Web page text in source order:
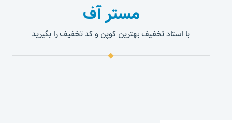
مستر آف
با استاد تخفیف بهترین کوپن و کد تخفیف را بگیرید